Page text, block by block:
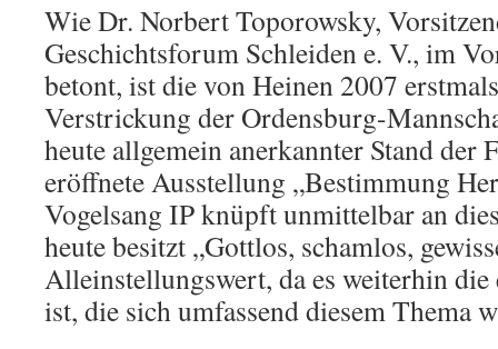
Wie Dr. Norbert Toporowsky,
Geschichtsforum Schleiden e. V., im
betont, ist die von Heinen 2007
Verstrickung der Ordensburg-
heute allgemein anerkannter Stand der
eröffnete Ausstellung „Bestimmung
Vogelsang IP knüpft unmittelbar an
heute besitzt „Gottlos, schamlos,
Alleinstellungswert, da es weiterhin
ist, die sich umfassend diesem Thema